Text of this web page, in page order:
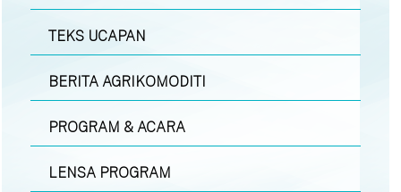
TEKS UCAPAN
BERITA AGRIKOMODITI
PROGRAM & ACARA
LENSA PROGRAM